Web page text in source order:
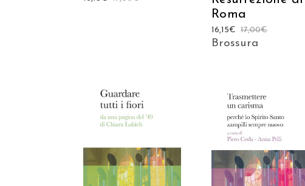
Roma
17,00€
16,15€
Brossura
AGGIUNGI AL
CARRELLO
AGGIUNGI AL
CARRELLO